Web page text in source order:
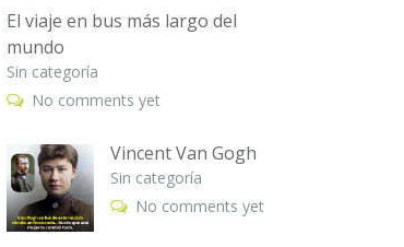
El viaje en bus más largo del
mundo
Sin categoría
No comments yet
Vincent Van Gogh
Sin categoría
No comments yet